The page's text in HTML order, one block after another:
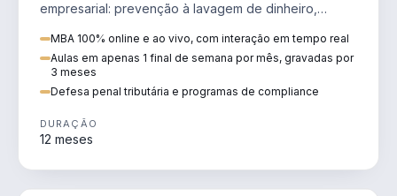
empresarial: prevenção à lavagem de dinheiro,
MBA 100% online e ao vivo, com interação em tempo real
Aulas em apenas 1 final de semana por mês, gravadas por
3 meses
Defesa penal tributária e programas de compliance
DURAÇÃO
12 meses